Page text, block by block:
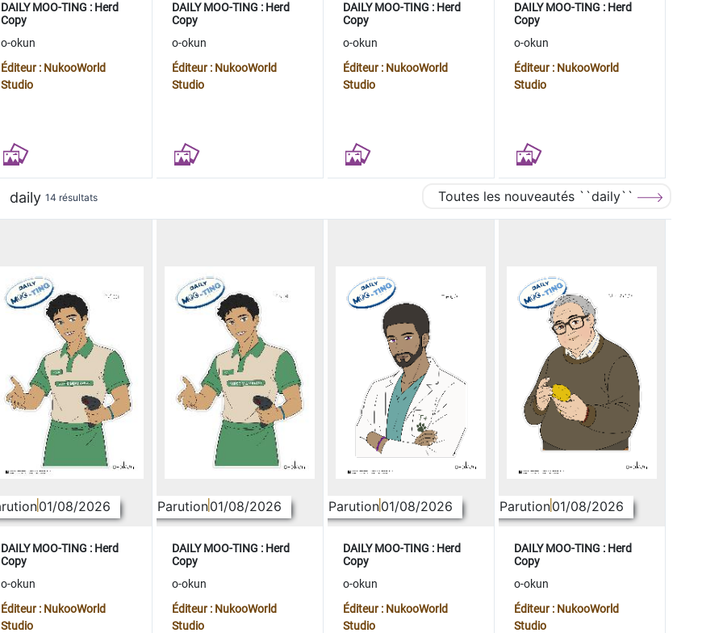
DAILY MOO-TING : Herd
Copy
o-okun
Éditeur : NukooWorld
Studio
DAILY MOO-TING : Herd
Copy
o-okun
Éditeur : NukooWorld
Studio
DAILY MOO-TING : Herd
Copy
o-okun
Éditeur : NukooWorld
Studio
DAILY MOO-TING : Herd
Copy
o-okun
Éditeur : NukooWorld
Studio
daily 14 résultats Toutes les nouveautés ``daily``
01/08/2026
DAILY MOO-TING : Herd
Copy
o-okun
Éditeur : NukooWorld
Studio
Parution01/08/2026
DAILY MOO-TING : Herd
Copy
o-okun
Éditeur : NukooWorld
Studio
Parution01/08/2026
DAILY MOO-TING : Herd
Copy
o-okun
Éditeur : NukooWorld
Studio
Parution01/08/2026
DAILY MOO-TING : Herd
Copy
o-okun
Éditeur : NukooWorld
Studio